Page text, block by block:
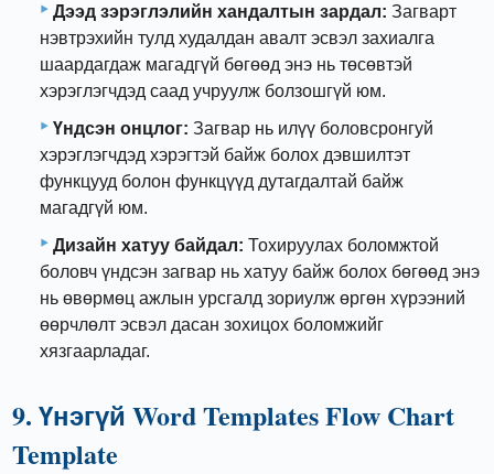
Дээд зэрэглэлийн хандалтын зардал: Загварт
нэвтрэхийн тулд худалдан авалт эсвэл захиалга
шаардагдаж магадгүй бөгөөд энэ нь төсөвтэй
хэрэглэгчдэд саад учруулж болзошгүй юм.
Үндсэн онцлог: Загвар нь илүү боловсронгуй
хэрэглэгчдэд хэрэгтэй байж болох дэвшилтэт
функцууд болон функцүүд дутагдалтай байж
магадгүй юм.
Дизайн хатуу байдал: Тохируулах боломжтой
боловч үндсэн загвар нь хатуу байж болох бөгөөд энэ
нь өвөрмөц ажлын урсгалд зориулж өргөн хүрээний
өөрчлөлт эсвэл дасан зохицох боломжийг
хязгаарладаг.
9. Үнэгүй Word Templates Flow Chart
Template